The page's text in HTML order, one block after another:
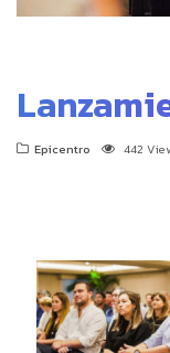
Epicentro 442